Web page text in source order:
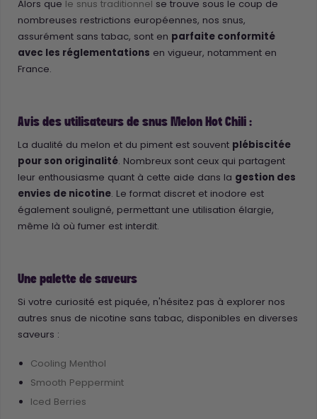
Alors que le snus traditionnel se trouve sous le coup de
nombreuses restrictions européennes, nos snus,
assurément sans tabac, sont en parfaite conformité
avec les réglementations en vigueur, notamment en
France.
Avis des utilisateurs de snus Melon Hot Chili :
La dualité du melon et du piment est souvent plébiscitée
pour son originalité. Nombreux sont ceux qui partagent
leur enthousiasme quant à cette aide dans la gestion des
envies de nicotine. Le format discret et inodore est
également souligné, permettant une utilisation élargie,
même là où fumer est interdit.
Une palette de saveurs
Si votre curiosité est piquée, n'hésitez pas à explorer nos
autres snus de nicotine sans tabac, disponibles en diverses
saveurs :
Cooling Menthol
Smooth Peppermint
Iced Berries